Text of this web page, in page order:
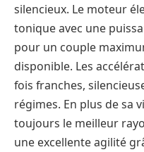
silencieux. Le moteur
tonique avec une
pour un couple
disponible. Les
fois franches,
régimes. En plus de sa
toujours le meilleur
une excellente agilité